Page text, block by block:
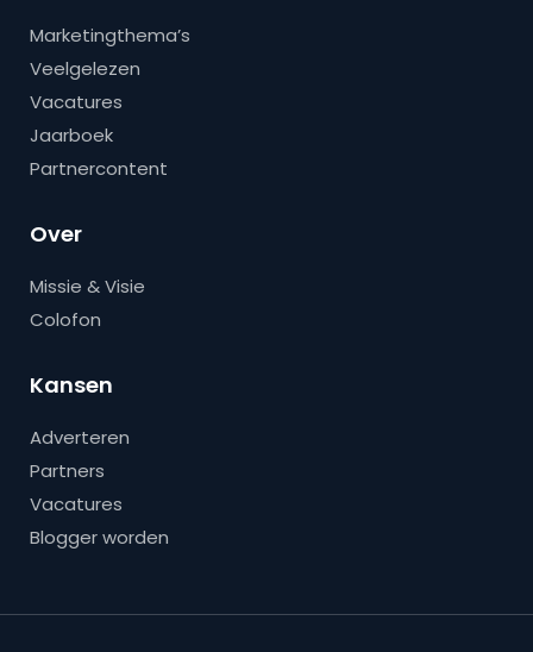
Marketingthema’s
Veelgelezen
Vacatures
Jaarboek
Partnercontent
Over
Missie & Visie
Colofon
Kansen
Adverteren
Partners
Vacatures
Blogger worden